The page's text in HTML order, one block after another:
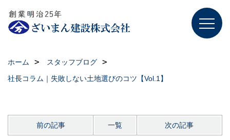
ホーム
スタッフブログ
社長コラム｜失敗しない土地選びのコツ【Vol.1】
前の記事 一覧 次の記事